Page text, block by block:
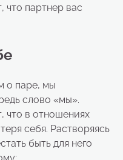
что партнер вас
о паре, мы
слово «мы».
что в отношениях
себя. Растворяясь
быть для него